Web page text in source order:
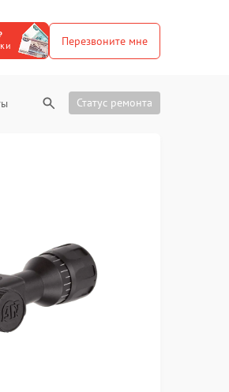
Перезвоните мне
Статус ремонта